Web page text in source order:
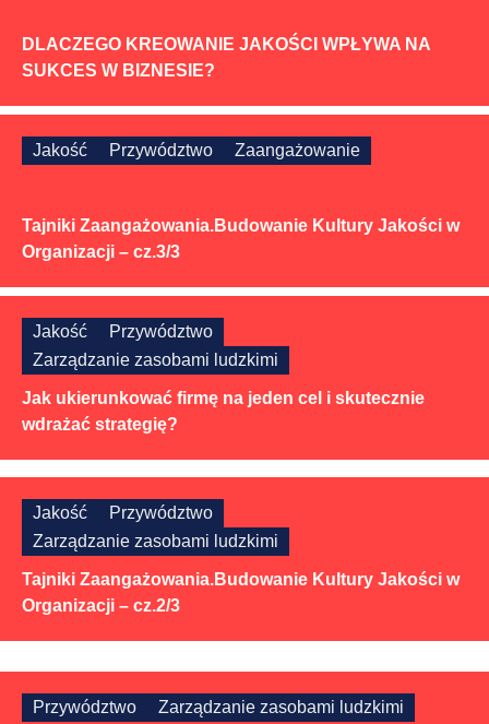
DLACZEGO KREOWANIE JAKOŚCI WPŁYWA NA
SUKCES W BIZNESIE?
Jakość Przywództwo Zaangażowanie
Tajniki Zaangażowania.Budowanie Kultury Jakości w
Organizacji – cz.3/3
Jakość
Przywództwo
Zarządzanie zasobami ludzkimi
Jak ukierunkować firmę na jeden cel i skutecznie
wdrażać strategię?
Jakość
Przywództwo
Zarządzanie zasobami ludzkimi
Tajniki Zaangażowania.Budowanie Kultury Jakości w
Organizacji – cz.2/3
Przywództwo Zarządzanie zasobami ludzkimi